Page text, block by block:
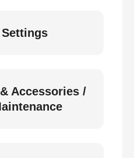
Accessories /